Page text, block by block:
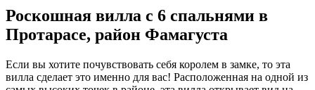
Роскошная вилла с 6 спальнями в
Протарасе, район Фамагуста
Если вы хотите почувствовать себя королем в замке, то эта
вилла сделает это именно для вас! Расположенная на одной из